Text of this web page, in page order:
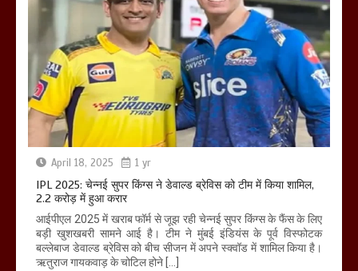
April 18, 2025 1 yr
IPL 2025: चेन्नई सुपर किंग्स ने डेवाल्ड ब्रेविस को टीम में किया शामिल,
2.2 करोड़ में हुआ करार
आईपीएल 2025 में खराब फॉर्म से जूझ रही चेन्नई सुपर किंग्स के फैंस के लिए
बड़ी खुशखबरी सामने आई है। टीम ने मुंबई इंडियंस के पूर्व विस्फोटक
बल्लेबाज डेवाल्ड ब्रेविस को बीच सीजन में अपने स्क्वॉड में शामिल किया है।
ऋतुराज गायकवाड़ के चोटिल होने […]